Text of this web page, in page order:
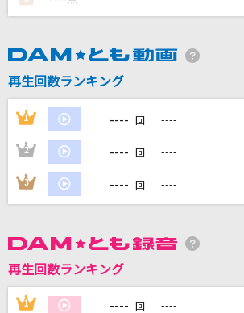
HOWEVER
ヨルシカ
もっと見る
カラオケ最新情報をチェック！
DAMに会員登録・ログインして
再生回数ランキング
1 ---- 回 ----
2 ---- 回 ----
3 ---- 回 ----
再生回数ランキング
1 ---- 回 ----